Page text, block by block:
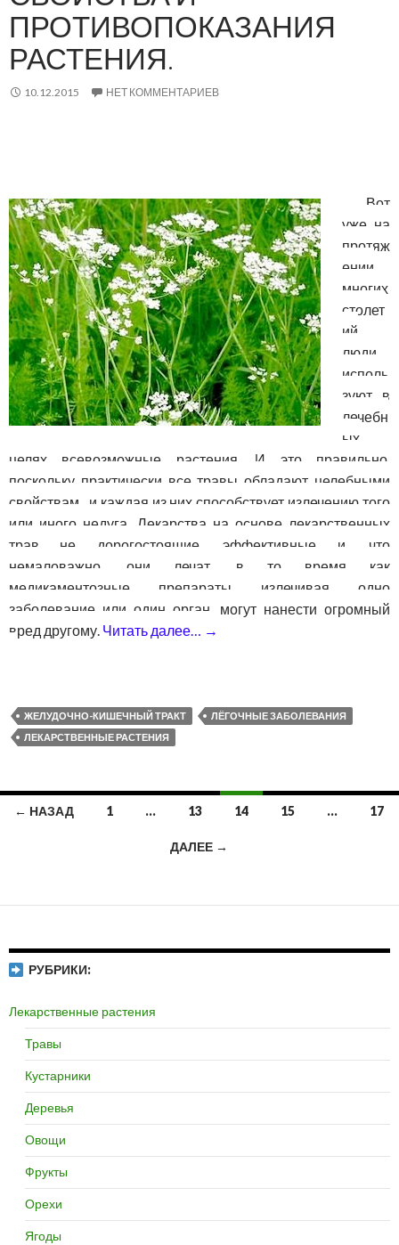
ПРОТИВОПОКАЗАНИЯ
РАСТЕНИЯ.
10.12.2015 НЕТ КОММЕНТАРИЕВ
Вот
уже на
протяж
ении
многих
столет
ий
люди
исполь
зуют в
лечебн
ых
целях всевозможные растения. И это правильно,
поскольку практически все травы обладают целебными
свойствам, и каждая из них способствует излечению того
или иного недуга. Лекарства на основе лекарственных
трав не дорогостоящие, эффективные и, что
немаловажно, они лечат, в то время как
медикаментозные препараты излечивая одно
заболевание или один орган, могут нанести огромный
вред другому. Читать далее… →
ЖЕЛУДОЧНО-КИШЕЧНЫЙ ТРАКТ
ЛЁГОЧНЫЕ ЗАБОЛЕВАНИЯ
ЛЕКАРСТВЕННЫЕ РАСТЕНИЯ
← НАЗАД 1 … 13 14 15 … 17
ДАЛЕЕ →
РУБРИКИ:
Лекарственные растения
Травы
Кустарники
Деревья
Овощи
Фрукты
Орехи
Ягоды